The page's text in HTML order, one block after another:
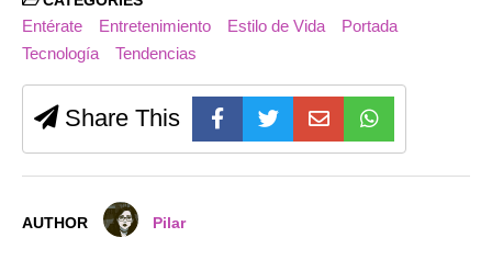
Entérate Entretenimiento Estilo de Vida
Portada
Tecnología
Tendencias
Share This
AUTHOR Pilar